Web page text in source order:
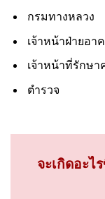
กรมทางหลวง
เจ้าหน้าฝ่ายอา
เจ้าหน้าที่รักษา
ตำรวจ
จะเกิดอะ